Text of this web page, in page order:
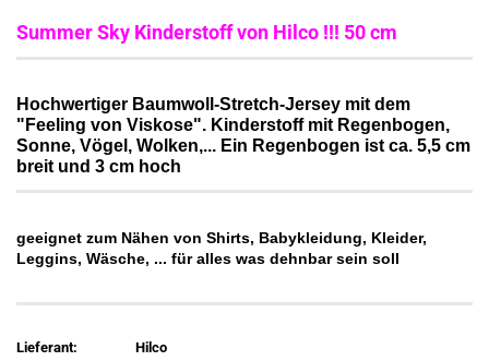
Summer Sky Kinderstoff von Hilco !!! 50 cm
Hochwertiger Baumwoll-Stretch-Jersey mit dem
"Feeling von Viskose". Kinderstoff mit Regenbogen,
Sonne, Vögel, Wolken,... Ein Regenbogen ist ca. 5,5 cm
breit und 3 cm hoch
geeignet zum Nähen von Shirts, Babykleidung, Kleider,
Leggins, Wäsche, ... für alles was dehnbar sein soll
Lieferant: Hilco